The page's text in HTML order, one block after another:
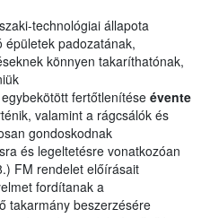
technológiai állapota
épületek padozatának,
könnyen takaríthatónak,
fertőtlenítése évente
valamint a rágcsálók és
gondoskodnak
és legeltetésre vonatkozóan
FM rendelet előírásait
fordítanak a
takarmány beszerzésére